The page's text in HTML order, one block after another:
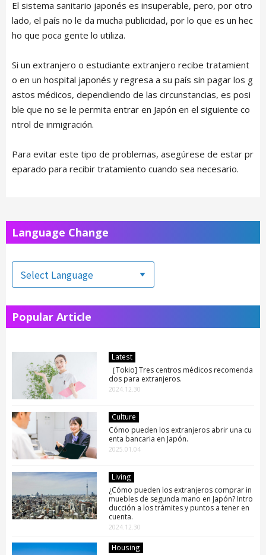
El sistema sanitario japonés es insuperable, pero, por otro
lado, el país no le da mucha publicidad, por lo que es un hec
ho que poca gente lo utiliza.
Si un extranjero o estudiante extranjero recibe tratamient
o en un hospital japonés y regresa a su país sin pagar los g
astos médicos, dependiendo de las circunstancias, es posi
ble que no se le permita entrar en Japón en el siguiente co
ntrol de inmigración.
Para evitar este tipo de problemas, asegúrese de estar pr
eparado para recibir tratamiento cuando sea necesario.
Language Change
Popular Article
Latest
［Tokio] Tres centros médicos recomenda
dos para extranjeros.
2024.12.30
Culture
Cómo pueden los extranjeros abrir una cu
enta bancaria en Japón.
2025.01.04
Living
¿Cómo pueden los extranjeros comprar in
muebles de segunda mano en Japón? Intro
ducción a los trámites y puntos a tener en
cuenta.
2024.12.30
Housing